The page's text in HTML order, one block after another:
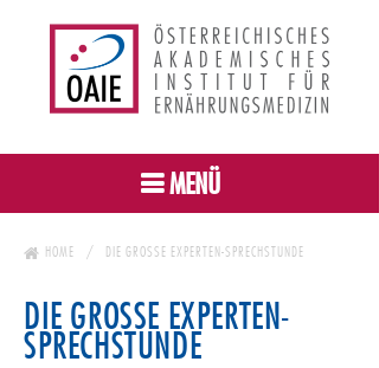
MENÜ
HOME DIE GROSSE EXPERTEN-SPRECHSTUNDE
DIE GROSSE EXPERTEN-S
PRECHSTUNDE